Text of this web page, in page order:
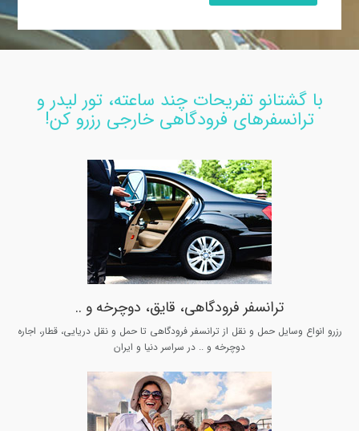
با گشتانو تفریحات چند ساعته، تور لیدر و
ترانسفرهای فرودگاهی خارجی رزرو کن!
ترانسفر فرودگاهی، قایق، دوچرخه و ..
رزرو انواع وسایل حمل و نقل از ترانسفر فرودگاهی تا حمل و نقل دریایی، قطار، اجاره
دوچرخه و .. در سراسر دنیا و ایران